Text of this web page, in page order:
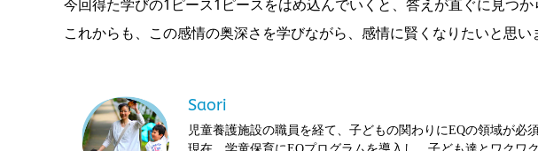
今回得た学びの1ピース1ピースをはめ込んでいくと、答えが直ぐに見つか
これからも、この感情の奥深さを学びながら、感情に賢くなりたいと思い
Saori
児童養護施設の職員を経て、子どもの関わりにEQの領域が必